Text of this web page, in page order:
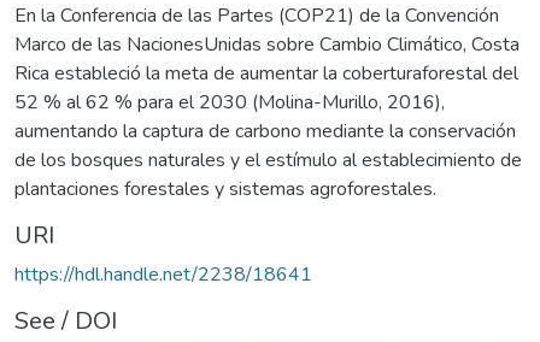
En la Conferencia de las Partes (COP21) de la Convención
Marco de las NacionesUnidas sobre Cambio Climático, Costa
Rica estableció la meta de aumentar la coberturaforestal del
52 % al 62 % para el 2030 (Molina-Murillo, 2016),
aumentando la captura de carbono mediante la conservación
de los bosques naturales y el estímulo al establecimiento de
plantaciones forestales y sistemas agroforestales.
URI
https://hdl.handle.net/2238/18641
See / DOI